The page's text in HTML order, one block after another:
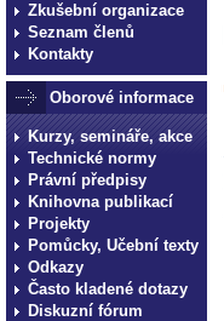
Zkušební organizace
Seznam členů
Kontakty
Oborové informace
Kurzy, semináře, akce
Technické normy
Právní předpisy
Knihovna publikací
Projekty
Pomůcky, Učební texty
Odkazy
Často kladené dotazy
Diskuzní fórum